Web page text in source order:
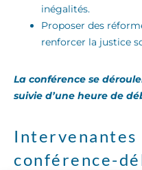
inégalités.
Proposer des
renforcer la justice
La conférence se
suivie d’une heure de
Intervenantes
conférence-